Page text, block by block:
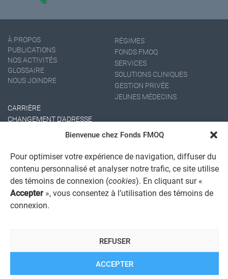
Bienvenue chez Fonds FMOQ
Pour optimiser votre expérience de navigation, diffuser du
contenu personnalisé et analyser notre trafic, ce site utilise
des témoins de connexion (cookies). En cliquant sur «
Accepter », vous consentez à l’utilisation des témoins de
connexion.
ACCEPTER
REFUSER
À PROPOS
PUBLICATIONS
NOS ACTIVITÉS
GLOSSAIRE
NOUS JOINDRE
RÉGIMES
FONDS FMOQ
SERVICES
SOLUTIONS CLINIQUES
GESTION PRIVÉE
JEUNES MÉDECINS
CARRIÈRE
CHANGEMENT D'ADRESSE
AVIS JURIDIQUE GÉNÉRAL
POLITIQUE DE TRAITEMENT DES PLAINTES
REGISTRE DES CONFLITS D'INTÉRÊTS